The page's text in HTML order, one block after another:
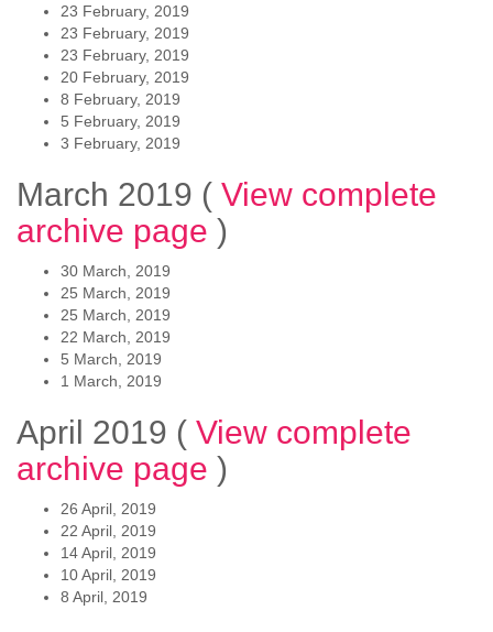
23 February, 2019
23 February, 2019
23 February, 2019
20 February, 2019
8 February, 2019
5 February, 2019
3 February, 2019
March 2019 ( View complete
archive page )
30 March, 2019
25 March, 2019
25 March, 2019
22 March, 2019
5 March, 2019
1 March, 2019
April 2019 ( View complete
archive page )
26 April, 2019
22 April, 2019
14 April, 2019
10 April, 2019
8 April, 2019